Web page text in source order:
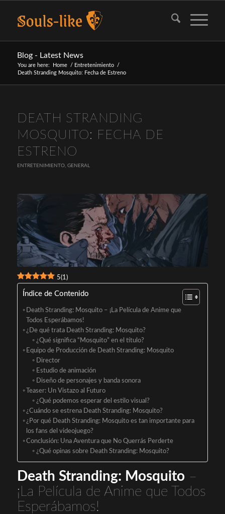
Blog - Latest News
You are here: Home / Entretenimiento
/
Death Stranding Mosquito: Fecha de Estreno
DEATH STRANDING
MOSQUITO: FECHA DE
ESTRENO
ENTRETENIMIENTO, GENERAL
5(1)
Índice de Contenido
Death Stranding: Mosquito – ¡La Película de Anime que
Todos Esperábamos!
¿De qué trata Death Stranding: Mosquito?
¿Qué significa “Mosquito” en el título?
Equipo de Producción de Death Stranding: Mosquito
Director
Estudio de animación
Diseño de personajes y banda sonora
Teaser: Un Vistazo al Futuro
¿Qué podemos esperar del estilo visual?
¿Cuándo se estrena Death Stranding: Mosquito?
¿Por qué Death Stranding: Mosquito es tan importante para
los fans del videojuego?
Conclusión: Una Aventura que No Querrás Perderte
¿Qué opinas sobre Death Stranding: Mosquito?
Death Stranding: Mosquito–
¡La Película de Anime que Todos
Esperábamos!